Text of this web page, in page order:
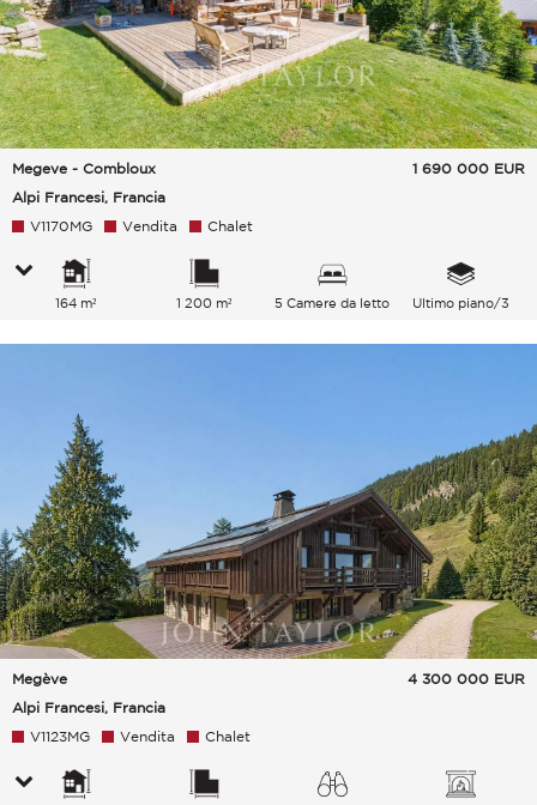
Megeve - Combloux
Alpi Francesi, Francia
1 690 000 EUR
V1170MG Vendita Chalet
164 m² 1 200 m² 5 Camere da letto Ultimo piano/3
Megève
Alpi Francesi, Francia
4 300 000 EUR
V1123MG Vendita Chalet